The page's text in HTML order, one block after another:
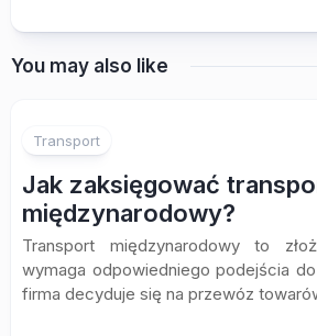
You may also like
Transport
Jak zaksięgować
międzynarodowy?
Transport międzynarodowy to
wymaga odpowiedniego podejścia
firma decyduje się na przewóz